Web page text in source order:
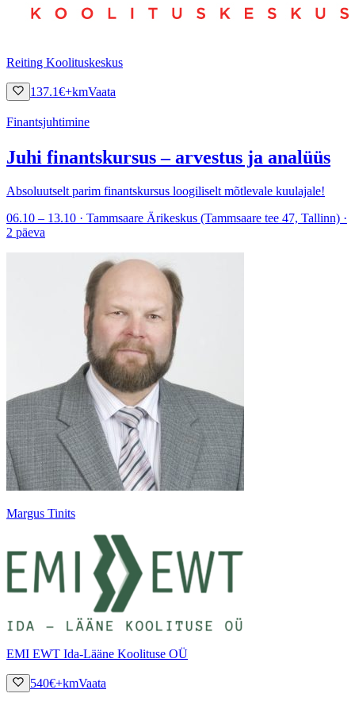
Reiting Koolituskeskus
137.1€+kmVaata
Finantsjuhtimine
Juhi finantskursus – arvestus ja analüüs
Absoluutselt parim finantskursus loogiliselt mõtlevale kuulajale!
06.10 – 13.10 · Tammsaare Ärikeskus (Tammsaare tee 47, Tallinn) ·
2 päeva
Margus Tinits
EMI EWT Ida-Lääne Koolituse OÜ
540€+kmVaata